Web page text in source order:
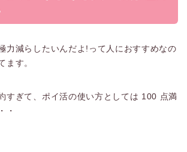
力減らしたいんだよ!って人におすすめなの
ます。
すぎて、ポイ活の使い方としては 100 点満
・